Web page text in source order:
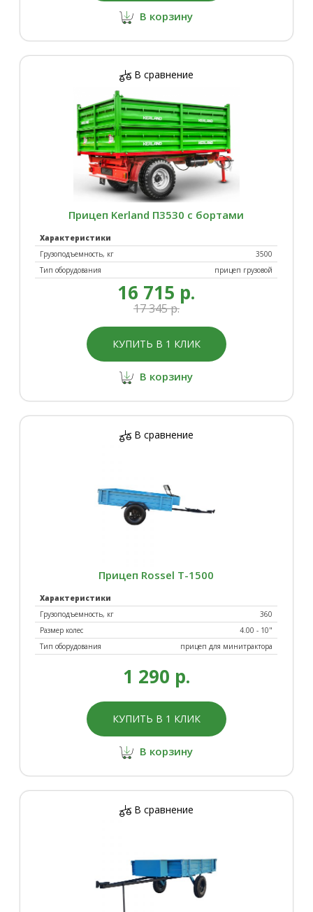
В корзину
В сравнение
Прицеп Kerland П3530 с бортами
Характеристики
Грузоподъемность, кг
3500
Тип оборудования
прицеп грузовой
16 715 р.
17 345 р.
КУПИТЬ В 1 КЛИК
В корзину
В сравнение
Прицеп Rossel Т-1500
Характеристики
Грузоподъемность, кг
360
Размер колес
4.00 - 10"
Тип оборудования
прицеп для минитрактора
1 290 р.
КУПИТЬ В 1 КЛИК
В корзину
В сравнение